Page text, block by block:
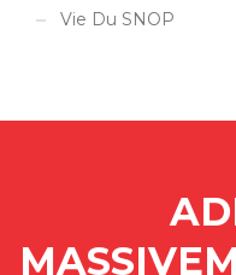
Vie Du SNOP